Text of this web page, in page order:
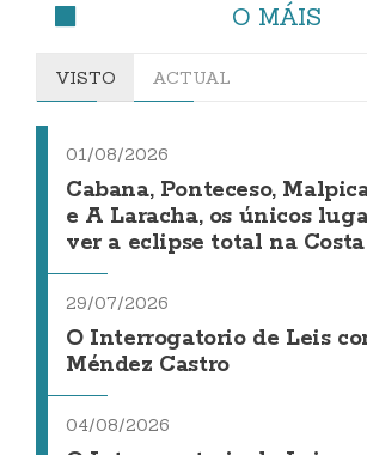
O MÁIS
VISTO ACTUAL
01/08/2026
Cabana, Ponteceso,
e A Laracha, os únicos
ver a eclipse total na
29/07/2026
O Interrogatorio de Leis
Méndez Castro
04/08/2026